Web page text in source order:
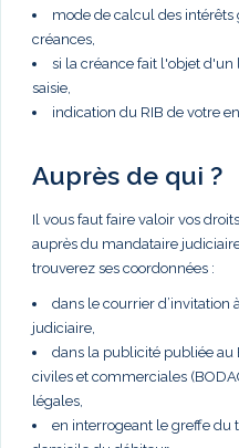
mode de calcul des
créances,
si la créance fait l'objet
saisie,
indication du RIB de votre
Auprès de qui ?
Il vous faut faire valoir vos
auprès du mandataire
trouverez ses coordonnées :
dans le courrier d’invitation
judiciaire,
dans la publicité publiée au
civiles et commerciales
légales,
en interrogeant le greffe du